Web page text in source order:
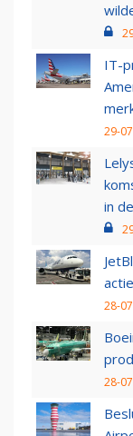
IT-
29-
in
28-
28-